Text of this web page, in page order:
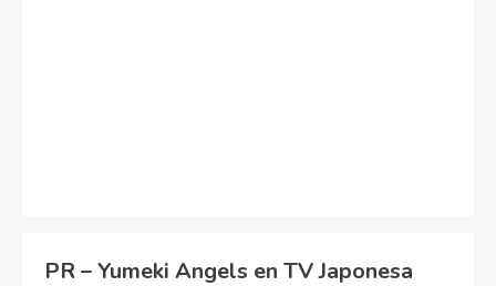
PR – Yumeki Angels en TV Japonesa